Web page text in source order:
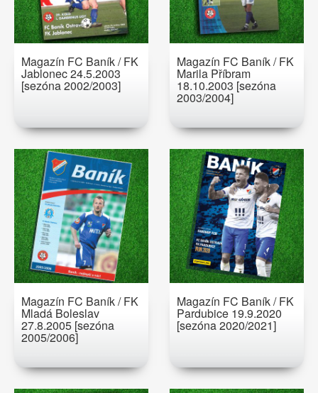
Magazín FC Baník / FK
Jablonec 24.5.2003
[sezóna 2002/2003]
Magazín FC Baník / FK
Marila Příbram
18.10.2003 [sezóna
2003/2004]
Magazín FC Baník / FK
Mladá Boleslav
27.8.2005 [sezóna
2005/2006]
Magazín FC Baník / FK
Pardubice 19.9.2020
[sezóna 2020/2021]